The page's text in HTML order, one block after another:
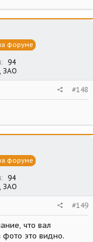
форуме
94
ЗАО
#148
форуме
94
ЗАО
#149
что вал
это видно.